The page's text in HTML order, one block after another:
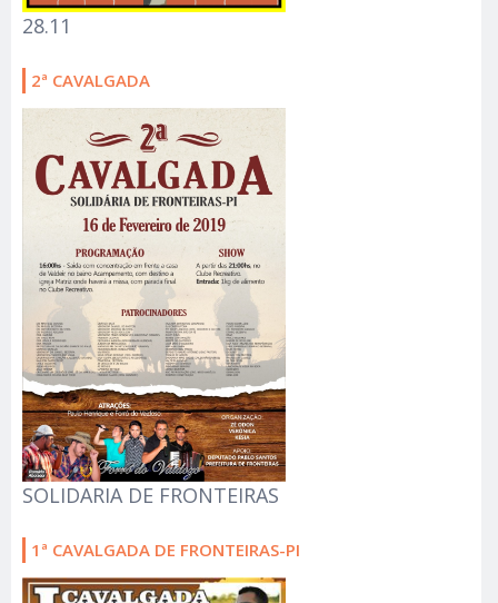
28.11
2ª CAVALGADA
SOLIDARIA DE FRONTEIRAS
1ª CAVALGADA DE FRONTEIRAS-PI